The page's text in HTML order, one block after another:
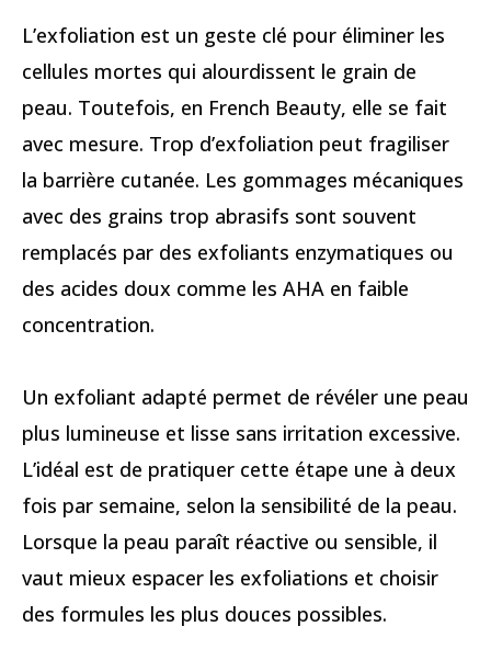
L’exfoliation est un geste clé pour éliminer les
cellules mortes qui alourdissent le grain de
peau. Toutefois, en French Beauty, elle se fait
avec mesure. Trop d’exfoliation peut fragiliser
la barrière cutanée. Les gommages mécaniques
avec des grains trop abrasifs sont souvent
remplacés par des exfoliants enzymatiques ou
des acides doux comme les AHA en faible
concentration.
Un exfoliant adapté permet de révéler une peau
plus lumineuse et lisse sans irritation excessive.
L’idéal est de pratiquer cette étape une à deux
fois par semaine, selon la sensibilité de la peau.
Lorsque la peau paraît réactive ou sensible, il
vaut mieux espacer les exfoliations et choisir
des formules les plus douces possibles.